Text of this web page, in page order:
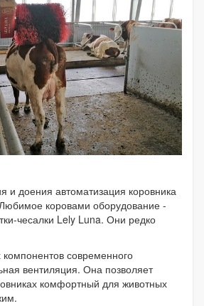
и доения автоматизация коровника
коровами оборудование -
чесалки Lely Luna. Они редко
современного
вентиляция. Она позволяет
комфортный для животных